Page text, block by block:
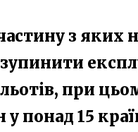
з
при
понад 15